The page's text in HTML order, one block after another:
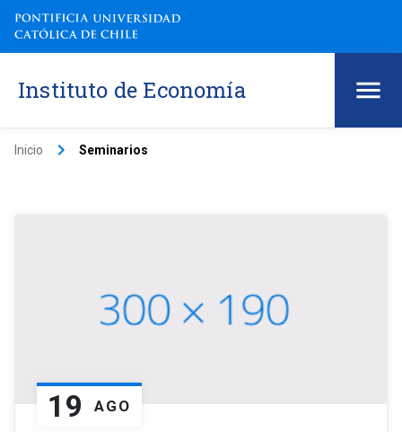
Instituto de Economía
Inicio keyboard_arrow_right Seminarios
19 AGO